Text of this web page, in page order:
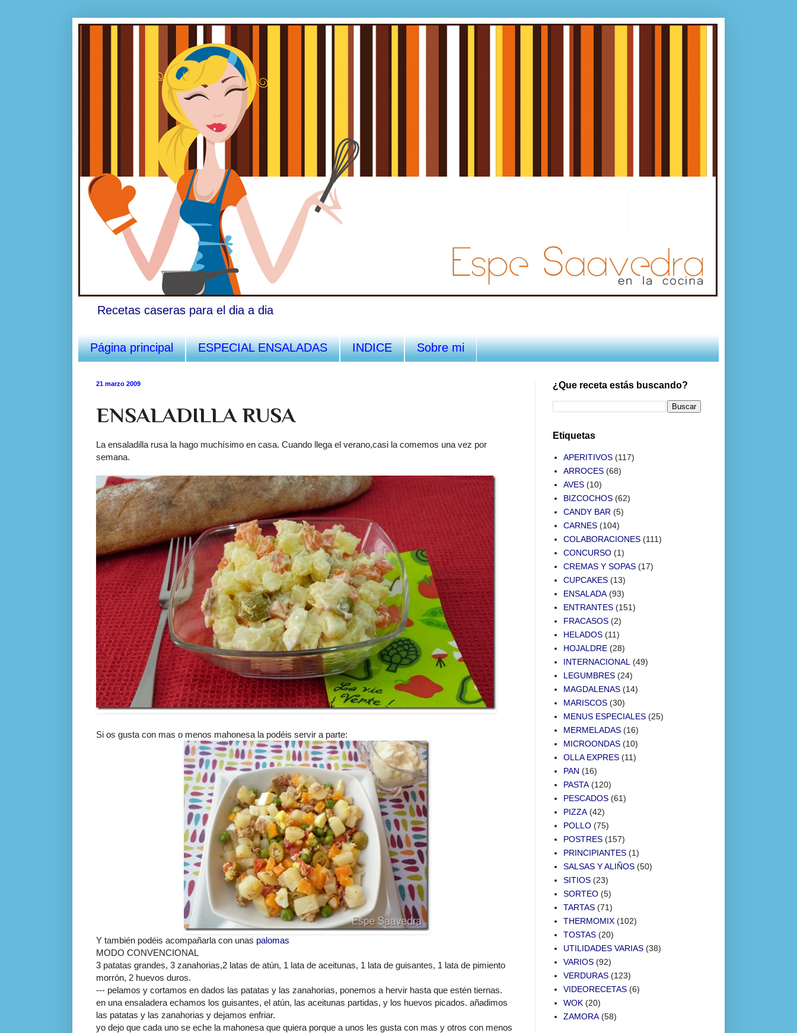
Recetas caseras para el dia a dia
Página principal ESPECIAL ENSALADAS INDICE Sobre mi
21 marzo 2009
ENSALADILLA RUSA
La ensaladilla rusa la hago muchísimo en casa. Cuando llega el verano,casi la comemos una vez por
semana.
Si os gusta con mas o menos mahonesa la podéis servir a parte:
Y también podéis acompañarla con unas palomas
MODO CONVENCIONAL
3 patatas grandes, 3 zanahorias,2 latas de atún, 1 lata de aceitunas, 1 lata de guisantes, 1 lata de pimiento
morrón, 2 huevos duros.
--- pelamos y cortamos en dados las patatas y las zanahorias, ponemos a hervir hasta que estén tiernas.
en una ensaladera echamos los guisantes, el atún, las aceitunas partidas, y los huevos picados. añadimos
las patatas y las zanahorias y dejamos enfriar.
yo dejo que cada uno se eche la mahonesa que quiera porque a unos les gusta con mas y otros con menos
¿Que receta estás buscando?
Etiquetas
APERITIVOS (117)
ARROCES (68)
AVES (10)
BIZCOCHOS (62)
CANDY BAR (5)
CARNES (104)
COLABORACIONES (111)
CONCURSO (1)
CREMAS Y SOPAS (17)
CUPCAKES (13)
ENSALADA (93)
ENTRANTES (151)
FRACASOS (2)
HELADOS (11)
HOJALDRE (28)
INTERNACIONAL (49)
LEGUMBRES (24)
MAGDALENAS (14)
MARISCOS (30)
MENUS ESPECIALES (25)
MERMELADAS (16)
MICROONDAS (10)
OLLA EXPRES (11)
PAN (16)
PASTA (120)
PESCADOS (61)
PIZZA (42)
POLLO (75)
POSTRES (157)
PRINCIPIANTES (1)
SALSAS Y ALIÑOS (50)
SITIOS (23)
SORTEO (5)
TARTAS (71)
THERMOMIX (102)
TOSTAS (20)
UTILIDADES VARIAS (38)
VARIOS (92)
VERDURAS (123)
VIDEORECETAS (6)
WOK (20)
ZAMORA (58)